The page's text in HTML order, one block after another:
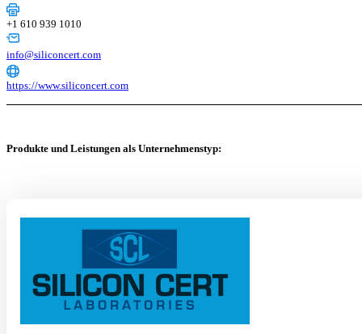
+1 610 939 1010
info@siliconcert.com
https://www.siliconcert.com
Produkte und Leistungen als Unternehmenstyp: